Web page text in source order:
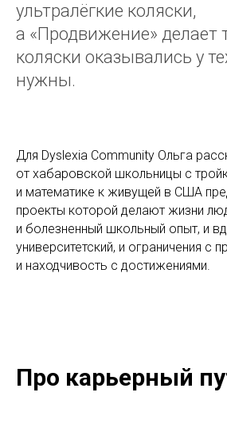
ультралёгкие коляски,
а «Продвижение» делает
коляски оказывались у
нужны.
Для Dyslexia Community Ольга
от хабаровской школьницы с
и математике к живущей в США
проекты которой делают жизни
и болезненный школьный опыт, и
университетский, и ограничения с
и находчивость с достижениями.
Про карьерный